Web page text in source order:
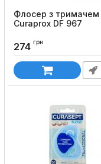
Флосер з тримачем
Curaprox DF 967
274 грн